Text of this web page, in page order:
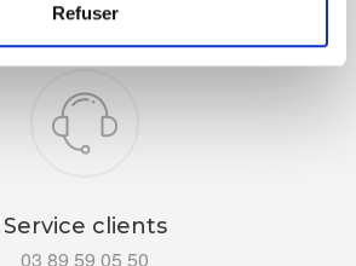
Refuser
dans le photovoltaïque
Service clients
03 89 59 05 50